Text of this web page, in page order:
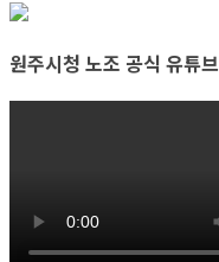
원주시청 노조 공식 유튜브